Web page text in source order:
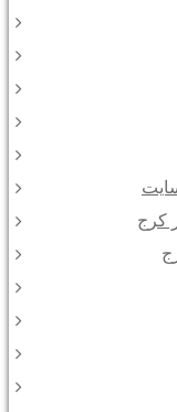
کرج